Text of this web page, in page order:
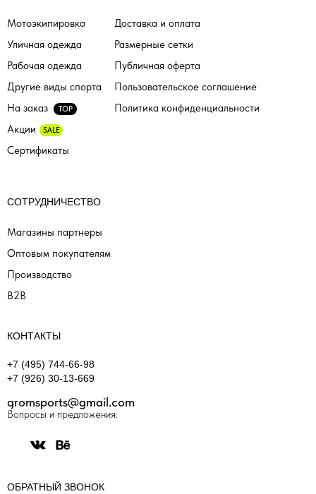
Мотоэкипировка
Уличная одежда
Рабочая одежда
На заказ TOP
Доставка и оплата
Производство
Размерные сетки
Публичная оферта
Пользовательское соглашение
СОТРУДНИЧЕСТВО
Магазины партнеры
Оптовым покупателям
Акции SALE
КОНТАКТЫ
+7 (495) 744-66-98
+7 (926) 30-13-669
gromsports@gmail.com
Вопросы и предложения:
ОБРАТНЫЙ ЗВОНОК
Политика конфиденциальности
Сертификаты
Другие виды спорта
B2B